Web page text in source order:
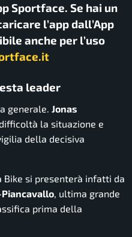
Sportface. Se hai un
l’app dall’App
anche per l’uso
leader
generale. Jonas
la situazione e
della decisiva
Bike si presenterà infatti da
, ultima grande
prima della